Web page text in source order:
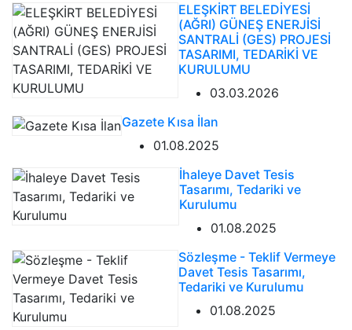
ELEŞKİRT BELEDİYESİ
(AĞRI) GÜNEŞ ENERJİSİ
SANTRALİ (GES) PROJESİ
TASARIMI, TEDARİKİ VE
KURULUMU
03.03.2026
Gazete Kısa İlan
01.08.2025
İhaleye Davet Tesis
Tasarımı, Tedariki ve
Kurulumu
01.08.2025
Sözleşme - Teklif Vermeye
Davet Tesis Tasarımı,
Tedariki ve Kurulumu
01.08.2025